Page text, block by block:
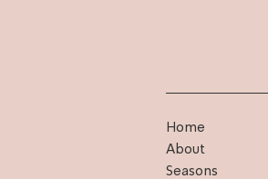
Home
About
Seasons